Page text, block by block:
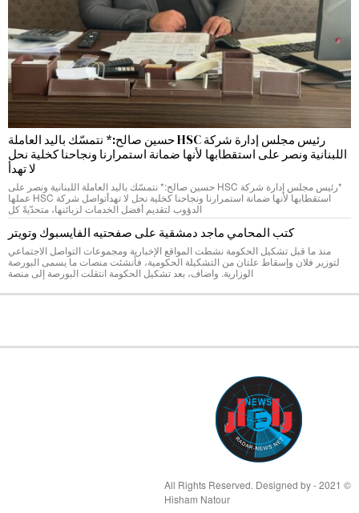
رئيس مجلس إدارة شركة HSC حسين صالح:* نتمسّك باليد العاملة
اللبنانية ونصر على استقطابها لأنها ضمانة استمرارنا ونجاحنا كخلية نحل
لا تهدأ
*رئيس مجلس إدارة شركة HSC حسين صالح:* نتمسّك باليد العاملة اللبنانية ونصر على
استقطابها لأنها ضمانة استمرارنا ونجاحنا كخلية نحل لا تهدأتواصل شركة HSC عملها
الدؤوب لتقديم أفضل الخدمات لزبائنها، متحدّيةً كل
كتب المحامي ماجد دمشقية على صفحتيه الفايسبوك وتويتر
منذ ما قبل تشكيل الحكومة نشطت المواقع الإخبارية ومجموعات التواصل الاجتماعي
لتوزير فلان وإسقاط علتان من التشكيلة الحكومية، فأنشئت منصات ما يسمى البورصة
الوزارية. واضاف، بعد تشكيل الحكومة انتقلت البورصة إلى منصة
© 2021 - All Rights Reserved. Designed by
Hisham Natour